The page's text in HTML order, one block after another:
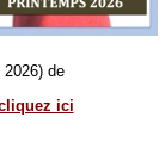
2026) de
ici